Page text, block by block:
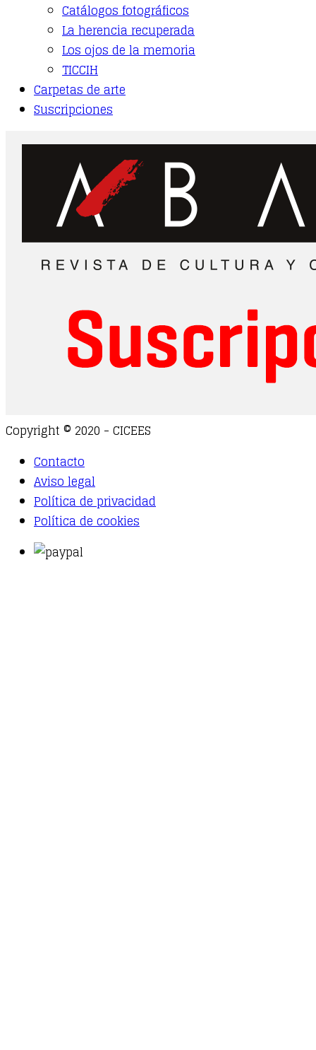
Catálogos fotográficos
La herencia recuperada
Los ojos de la memoria
TICCIH
Carpetas de arte
Suscripciones
Copyright © 2020 - CICEES
Contacto
Aviso legal
Política de privacidad
Política de cookies